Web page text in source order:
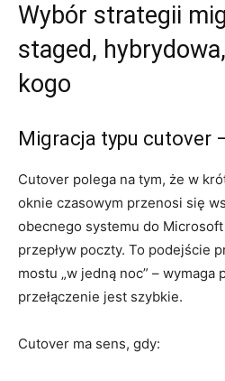
Wybór strategii
staged,
kogo
Migracja typu cutover
Cutover polega na tym, że w
oknie czasowym przenosi się
obecnego systemu do
przepływ poczty. To podejście
mostu „w jedną noc” – wymaga
przełączenie jest szybkie.
Cutover ma sens, gdy: